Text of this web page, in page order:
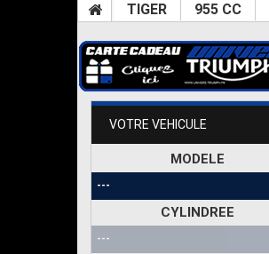
TIGER 955 CC
VOTRE VEHICULE
MODELE
CYLINDREE